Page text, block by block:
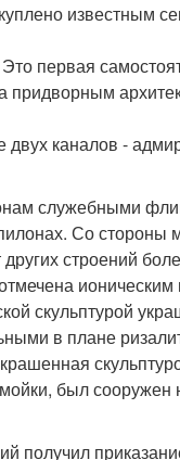
известным
первая
придворным
каналов -
служебными
Со стороны
строений
ионическим
скульптурой
в плане
был
получил